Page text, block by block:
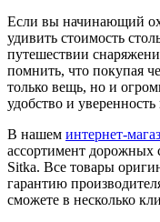
Если вы начинающий
удивить стоимость
путешествии
помнить, что покупая
только вещь, но и
удобство и
В нашем интернет-
ассортимент дорожных
Sitka. Все товары
гарантию
сможете в несколько